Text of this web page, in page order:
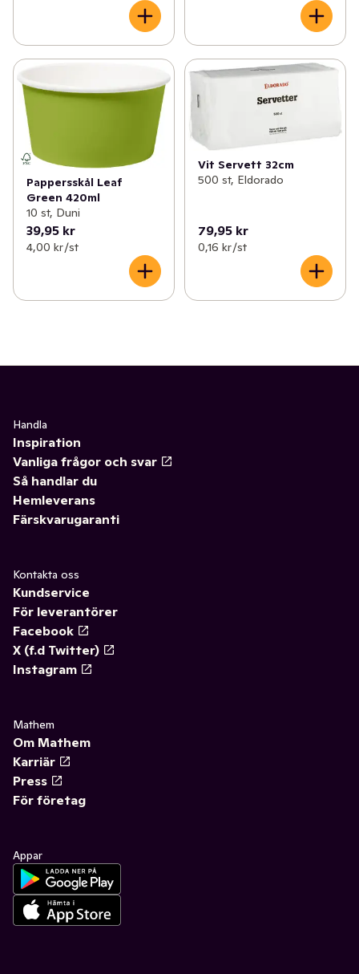
Pappersskål Leaf
Green 420ml
10 st, Duni
39,95 kr
4,00 kr /st
Vit Servett 32cm
500 st, Eldorado
79,95 kr
0,16 kr /st
Handla
Inspiration
Vanliga frågor och svar
Så handlar du
Hemleverans
Färskvarugaranti
Kontakta oss
Kundservice
För leverantörer
Facebook
X (f.d Twitter)
Instagram
Mathem
Om Mathem
Karriär
Press
För företag
Appar